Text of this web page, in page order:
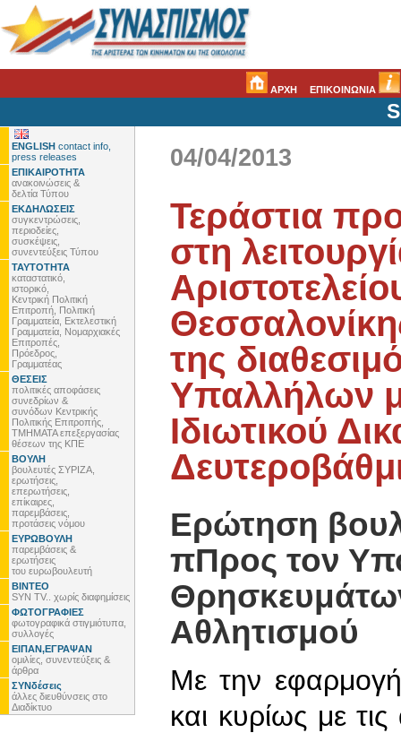
ΑΡΧΗ ΕΠΙΚΟΙΝΩΝΙΑ
ENGLISH contact info,
press releases
ΕΠΙΚΑΙΡΟΤΗΤΑ
ανακοινώσεις &
δελτία Τύπου
ΕΚΔΗΛΩΣΕΙΣ
συγκεντρώσεις,
περιοδείες,
συσκέψεις,
συνεντεύξεις Τύπου
ΤΑΥΤΟΤΗΤΑ
καταστατικό,
ιστορικό,
Κεντρική Πολιτική
Επιτροπή, Πολιτική
Γραμματεία, Εκτελεστική
Γραμματεία, Νομαρχιακές
Επιτροπές,
Πρόεδρος,
Γραμματέας
ΘΕΣΕΙΣ
πολιτικές αποφάσεις
συνεδρίων &
συνόδων Κεντρικής
Πολιτικής Επιτροπής,
ΤΜΗΜΑΤΑ επεξεργασίας
θέσεων της ΚΠΕ
ΒΟΥΛΗ
βουλευτές ΣΥΡΙΖΑ,
ερωτήσεις,
επερωτήσεις,
επίκαιρες,
παρεμβάσεις,
προτάσεις νόμου
ΕΥΡΩΒΟΥΛΗ
παρεμβάσεις &
ερωτήσεις
του ευρωβουλευτή
ΒΙΝΤΕΟ
SYN TV.. χωρίς διαφημίσεις
ΦΩΤΟΓΡΑΦΙΕΣ
φωτογραφικά στιγμιότυπα,
συλλογές
ΕΙΠΑΝ,ΕΓΡΑΨΑΝ
ομιλίες, συνεντεύξεις &
άρθρα
ΣΥΝδέσεις
άλλες διευθύνσεις στο
Διαδίκτυο
04/04/2013
Τεράστια
στη
της
Υπαλλήλων
Ιδιωτικού
Ερώτηση
πΠρος τον
Αθλητισμού
Με την
και κυρίως με